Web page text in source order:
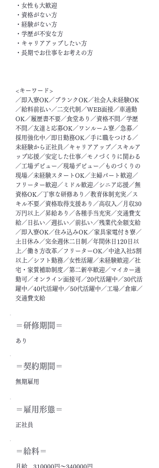
・女性も大歓迎
・資格がない方
・経験がない方
・学歴が不安な方
・キャリアアップしたい方
・長期でお仕事をお考えの方
<キーワード>
／即入寮OK／ブランクOK／社会人未経験OK
／給料前払い／二交代制／WEB面接／車通勤
OK／履歴書不要／食堂あり／資格不問／学歴
不問／友達と応募OK／ワンルーム寮／急募／
採用強化中／即日勤務OK／手に職をつける／
未経験から正社員／キャリアアップ／スキルア
ップ応援／安定した仕事／モノづくりに関わる
／工場デビュー／現場デビュー／ものづくりの
現場／未経験スタートOK／主婦パート歓迎／
フリーター歓迎／ミドル歓迎／シニア応援／無
資格OK／丁寧な研修あり／教育体制充実／ス
キル不要／資格取得支援あり／高収入／月収30
万円以上／昇給あり／各種手当充実／交通費支
給／日払い／週払い／前払い／残業代全額支給
／即入寮OK／住み込みOK／家具家電付き寮／
土日休み／完全週休二日制／年間休日120日以
上／働き方改革／フリーターOK／中途入社5割
以上／シフト勤務／女性活躍／未経験歓迎／社
宅・家賃補助制度／第二新卒歓迎／マイカー通
勤可／オンライン面接可／20代活躍中／30代活
躍中／40代活躍中／50代活躍中／工場／倉庫／
交通費支給
＝​研修期間＝
あり
＝契約期間＝
無期雇用
＝雇用形態＝
正社員
＝給料＝
月給 310000円～340000円